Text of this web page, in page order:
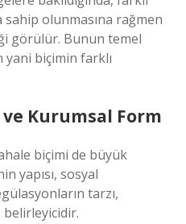
olunmasına rağmen
görülür. Bunun temel
yani biçimin farklı
Kurumsal Form
biçimi de büyük
yapısı, sosyal
tarzı,